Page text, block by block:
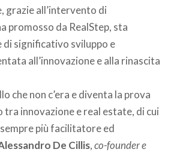
grazie all’intervento di
promosso da RealStep, sta
di significativo sviluppo e
all’innovazione e alla rinascita
che non c’era e diventa la prova
tra innovazione e real estate, di cui
più facilitatore ed
De Cillis,co-founder e